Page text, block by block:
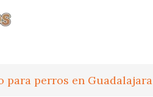
para perros en Guadalajara